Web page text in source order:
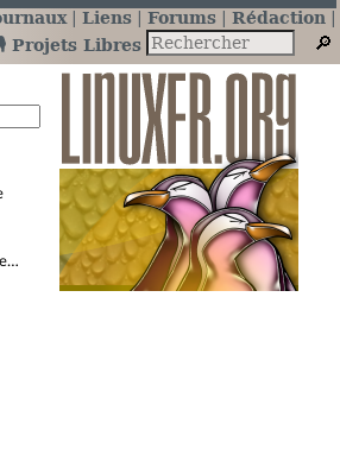
Liens Forums
Rédaction
Projets Libres